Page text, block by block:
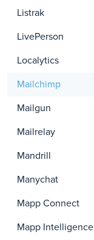
Listrak
LivePerson
Localytics
Mailchimp
Mailgun
Mailrelay
Mandrill
Manychat
Mapp Connect
Mapp Intelligence